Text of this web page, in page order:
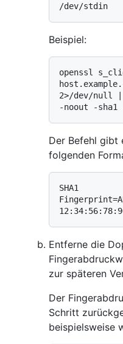
Beispiel:
openssl
2>/dev/null
Der Befehl gibt
folgenden
SHA1
Entferne die
zur späteren
Der
Schritt
beispielsweise